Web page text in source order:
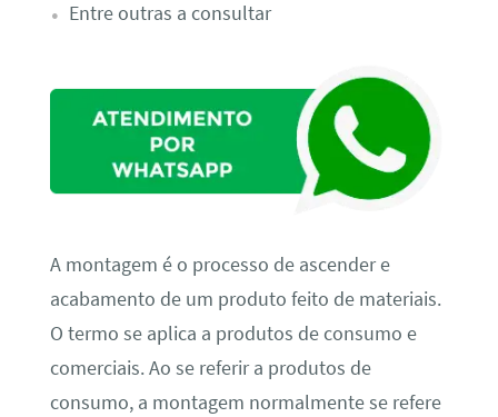
Entre outras a consultar
A montagem é o processo de ascender e
acabamento de um produto feito de materiais.
O termo se aplica a produtos de consumo e
comerciais. Ao se referir a produtos de
consumo, a montagem normalmente se refere